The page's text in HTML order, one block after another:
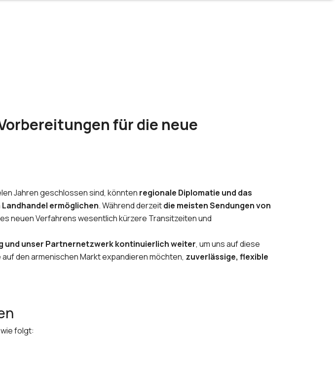
für die neue
Jahren geschlossen sind, könnten regionale Diplomatie und das
ermöglichen. Während derzeitdie meisten Sendungen von
neuen Verfahrens wesentlich kürzere Transitzeiten und
und unser Partnernetzwerk kontinuierlich weiter, um uns auf diese
den armenischen Markt expandieren möchten, zuverlässige, flexible
folgt: